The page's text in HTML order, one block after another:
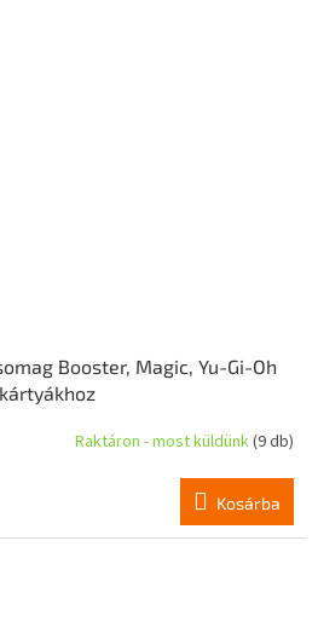
Booster, Magic, Yu-Gi-Oh
kártyákhoz
Raktáron - most küldünk(9 db)
Kosárba